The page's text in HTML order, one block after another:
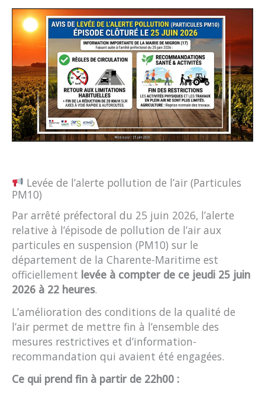
Levée de l’alerte pollution de l’air (Particules
PM10)
Par arrêté préfectoral du 25 juin 2026, l’alerte
relative à l’épisode de pollution de l’air aux
particules en suspension (PM10) sur le
département de la Charente-Maritime est
officiellement levée à compter de ce jeudi 25 juin
2026 à 22 heures.
L’amélioration des conditions de la qualité de
l’air permet de mettre fin à l’ensemble des
mesures restrictives et d’information-
recommandation qui avaient été engagées.
Ce qui prend fin à partir de 22h00 :